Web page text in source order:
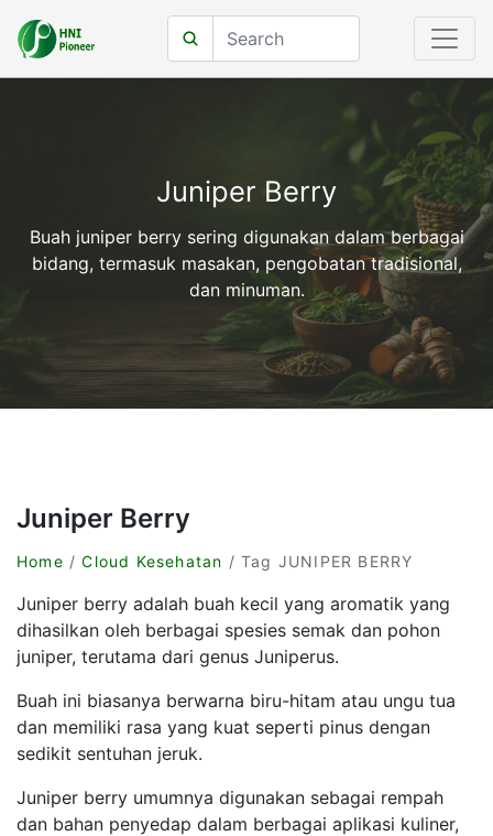
Juniper Berry
Buah juniper berry sering digunakan dalam berbagai
bidang, termasuk masakan, pengobatan tradisional,
dan minuman.
Juniper Berry
Home /Cloud Kesehatan / Tag JUNIPER BERRY
Juniper berry adalah buah kecil yang aromatik yang
dihasilkan oleh berbagai spesies semak dan pohon
juniper, terutama dari genus Juniperus.
Buah ini biasanya berwarna biru-hitam atau ungu tua
dan memiliki rasa yang kuat seperti pinus dengan
sedikit sentuhan jeruk.
Juniper berry umumnya digunakan sebagai rempah
dan bahan penyedap dalam berbagai aplikasi kuliner,